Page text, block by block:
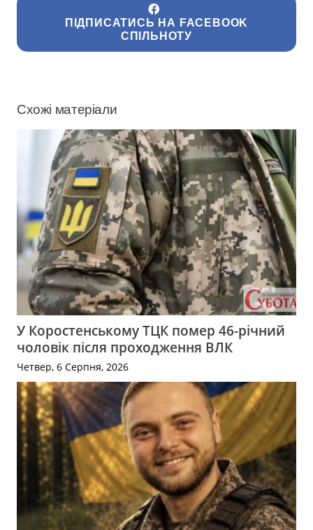
ПІДПИСАТИСЬ НА FACEBOOK
СПІЛЬНОТУ
Схожі матеріали
У Коростенському ТЦК помер 46-річний
чоловік після проходження ВЛК
Четвер, 6 Серпня, 2026